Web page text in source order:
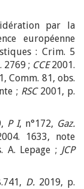
par la
européenne
: Crim. 5
2769 ; CCE2001.
Comm. 81, obs.
; RSC2001, p.
P I, n°172, Gaz.
1633, note
A. Lepage ; JCP
D. 2019, p.